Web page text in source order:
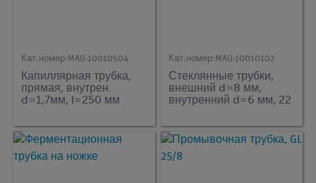
Кат.номер: MAU-10010504
Капиллярная трубка,
прямая, внутрен.
d=1,7мм, l=250 мм
Кат.номер: MAU-10010102
Стеклянные трубки,
внешний d=8 мм,
внутренний d=6 мм, 22